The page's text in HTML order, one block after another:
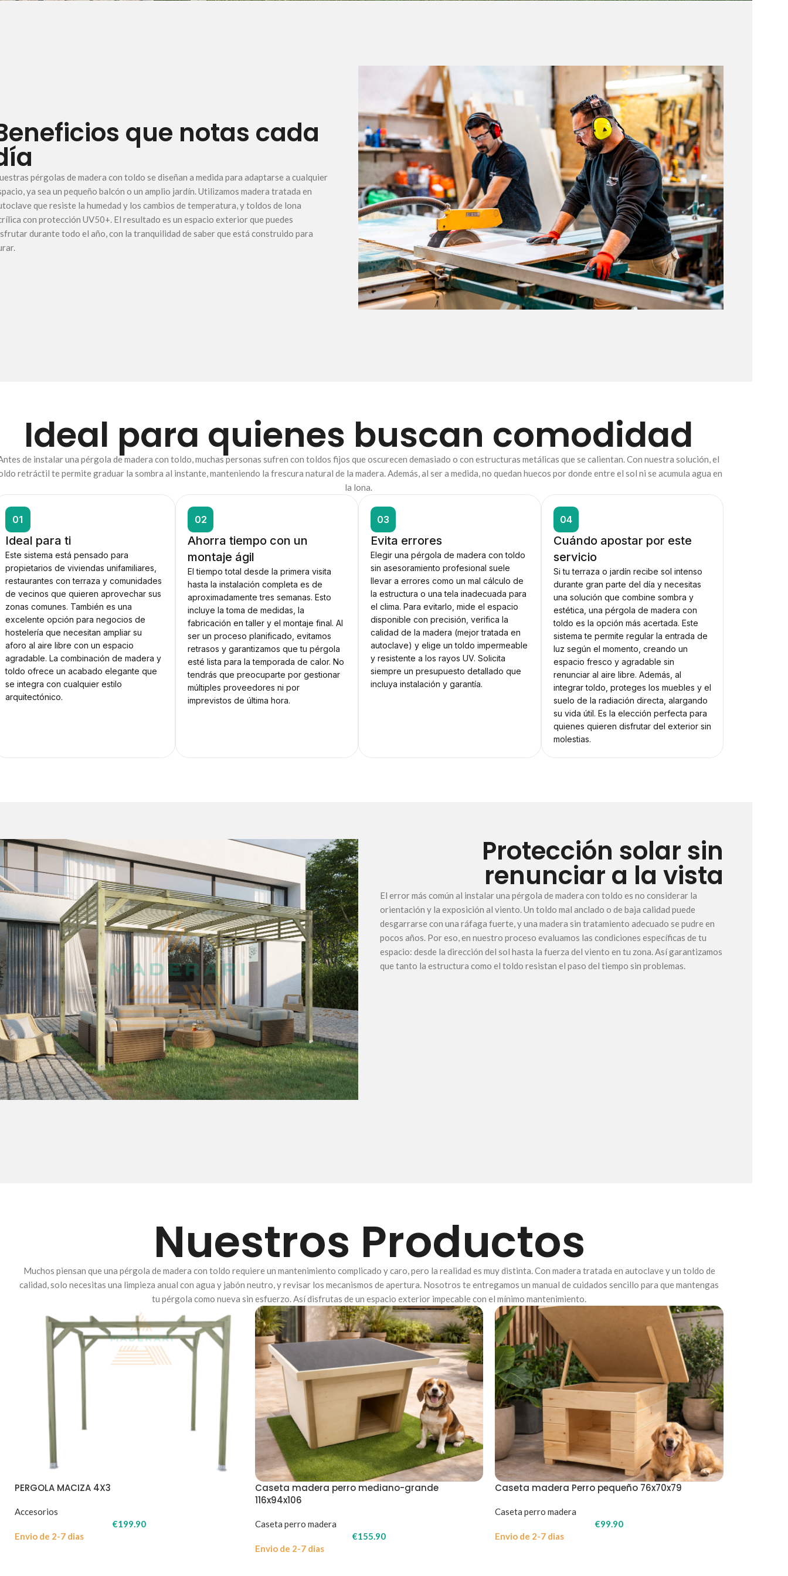
que notas cada
pérgolas de madera con toldo se diseñan a medida para adaptarse a cualquier
ya sea un pequeño balcón o un amplio jardín. Utilizamos madera tratada en
que resiste la humedad y los cambios de temperatura, y toldos de lona
con protección UV50+. El resultado es un espacio exterior que puedes
durante todo el año, con la tranquilidad de saber que está construido para
Ideal para quienes buscan comodidad
de instalar una pérgola de madera con toldo, muchas personas sufren con toldos fijos que oscurecen demasiado o con estructuras metálicas que se calientan. Con nuestra solución, el
retráctil te permite graduar la sombra al instante, manteniendo la frescura natural de la madera. Además, al ser a medida, no quedan huecos por donde entre el sol ni se acumula agua en
la lona.
01
Ideal para ti
Este sistema está pensado para
propietarios de viviendas unifamiliares,
restaurantes con terraza y comunidades
de vecinos que quieren aprovechar sus
zonas comunes. También es una
excelente opción para negocios de
hostelería que necesitan ampliar su
aforo al aire libre con un espacio
agradable. La combinación de madera y
toldo ofrece un acabado elegante que
se integra con cualquier estilo
arquitectónico.
02
Ahorra tiempo con un
montaje ágil
El tiempo total desde la primera visita
hasta la instalación completa es de
aproximadamente tres semanas. Esto
incluye la toma de medidas, la
fabricación en taller y el montaje final. Al
ser un proceso planificado, evitamos
retrasos y garantizamos que tu pérgola
esté lista para la temporada de calor. No
tendrás que preocuparte por gestionar
múltiples proveedores ni por
imprevistos de última hora.
03
Evita errores
Elegir una pérgola de madera con toldo
sin asesoramiento profesional suele
llevar a errores como un mal cálculo de
la estructura o una tela inadecuada para
el clima. Para evitarlo, mide el espacio
disponible con precisión, verifica la
calidad de la madera (mejor tratada en
autoclave) y elige un toldo impermeable
y resistente a los rayos UV. Solicita
siempre un presupuesto detallado que
incluya instalación y garantía.
04
Cuándo apostar por este
servicio
Si tu terraza o jardín recibe sol intenso
durante gran parte del día y necesitas
una solución que combine sombra y
estética, una pérgola de madera con
toldo es la opción más acertada. Este
sistema te permite regular la entrada de
luz según el momento, creando un
espacio fresco y agradable sin
renunciar al aire libre. Además, al
integrar toldo, proteges los muebles y el
suelo de la radiación directa, alargando
su vida útil. Es la elección perfecta para
quienes quieren disfrutar del exterior sin
molestias.
Protección solar sin
renunciar a la vista
El error más común al instalar una pérgola de madera con toldo es no considerar la
orientación y la exposición al viento. Un toldo mal anclado o de baja calidad puede
desgarrarse con una ráfaga fuerte, y una madera sin tratamiento adecuado se pudre en
pocos años. Por eso, en nuestro proceso evaluamos las condiciones específicas de tu
espacio: desde la dirección del sol hasta la fuerza del viento en tu zona. Así garantizamos
que tanto la estructura como el toldo resistan el paso del tiempo sin problemas.
Nuestros Productos
Muchos piensan que una pérgola de madera con toldo requiere un mantenimiento complicado y caro, pero la realidad es muy distinta. Con madera tratada en autoclave y un toldo de
calidad, solo necesitas una limpieza anual con agua y jabón neutro, y revisar los mecanismos de apertura. Nosotros te entregamos un manual de cuidados sencillo para que mantengas
tu pérgola como nueva sin esfuerzo. Así disfrutas de un espacio exterior impecable con el mínimo mantenimiento.
PERGOLA MACIZA 4X3
Accesorios
€199.90
Envio de 2-7 dias
Caseta madera perro mediano-grande
116x94x106
Caseta perro madera
€155.90
Envio de 2-7 dias
Caseta madera Perro pequeño 76x70x79
Caseta perro madera
€99.90
Envio de 2-7 dias